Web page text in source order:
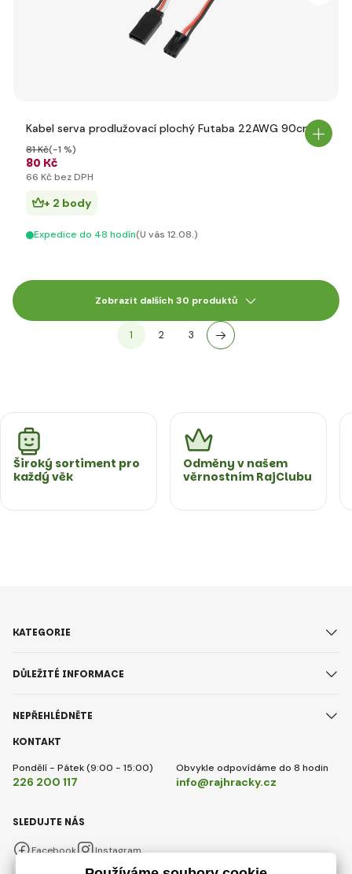
Kabel serva prodlužovací plochý Futaba 22AWG 90cm
80 Kč
81 Kč(-1 %)
66 Kč bez DPH
+ 2 body
Expedice do 48 hodín(U vás 12.08.)
Zobrazit dalších 30 produktů
1 2 3
Široký sortiment pro
každý věk
Odměny v našem
věrnostním RajClubu
KONTAKT
Pondělí - Pátek (9:00 - 15:00)
226 200 117
Obvykle odpovídáme do 8 hodin
info@rajhracky.cz
KATEGORIE
DŮLEŽITÉ INFORMACE
NEPŘEHLÉDNĚTE
SLEDUJTE NÁS
Facebook Instagram